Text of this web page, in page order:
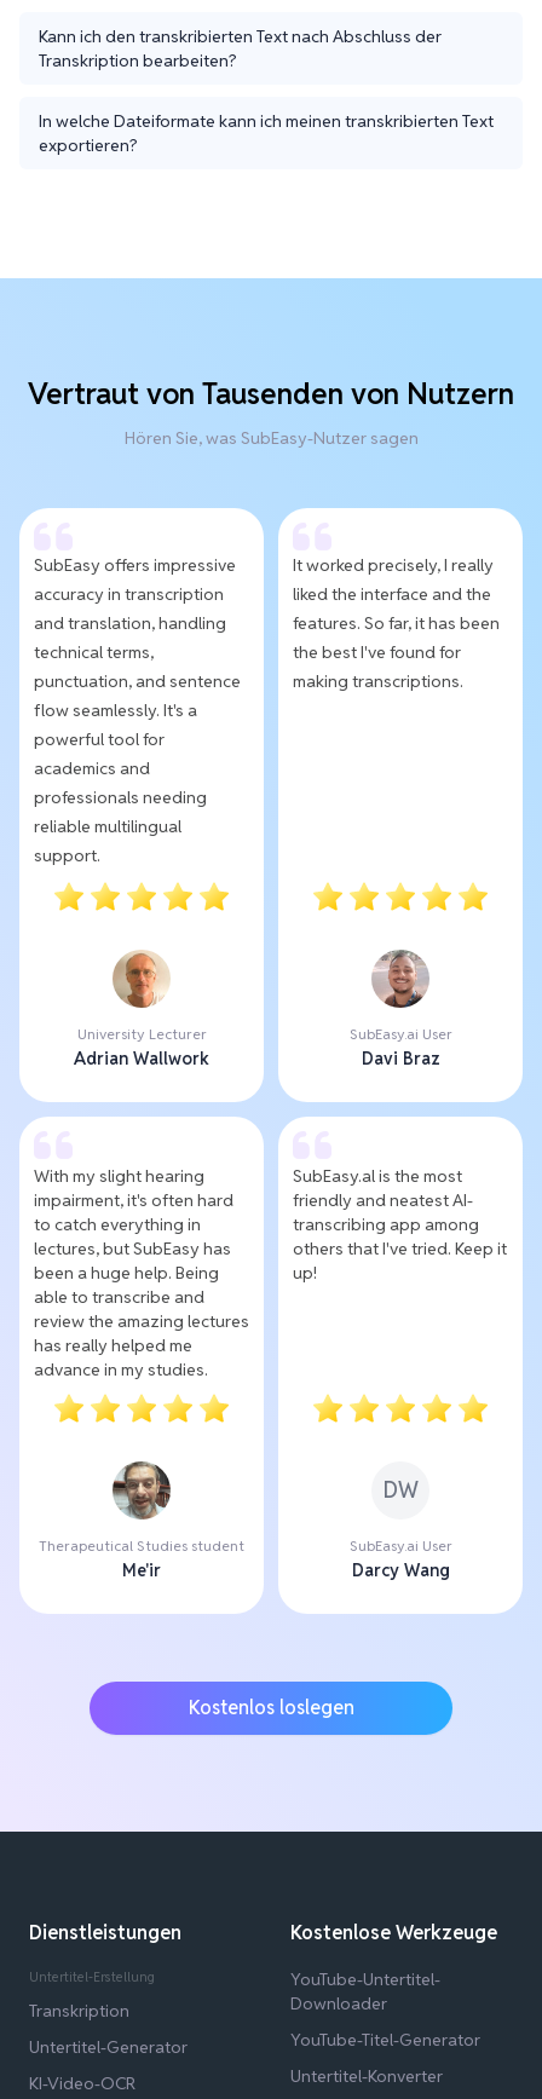
Kann ich den transkribierten Text nach Abschluss der
Transkription bearbeiten?
In welche Dateiformate kann ich meinen transkribierten Text
exportieren?
Vertraut von Tausenden von Nutzern
Hören Sie, was SubEasy-Nutzer sagen
SubEasy offers impressive
accuracy in transcription
and translation, handling
technical terms,
punctuation, and sentence
flow seamlessly. It's a
powerful tool for
academics and
professionals needing
reliable multilingual
support.
University Lecturer
Adrian Wallwork
It worked precisely, I really
liked the interface and the
features. So far, it has been
the best I've found for
making transcriptions.
SubEasy.ai User
Davi Braz
With my slight hearing
impairment, it's often hard
to catch everything in
lectures, but SubEasy has
been a huge help. Being
able to transcribe and
review the amazing lectures
has really helped me
advance in my studies.
Therapeutical Studies student
Me'ir
SubEasy.al is the most
friendly and neatest AI-
transcribing app among
others that I've tried. Keep it
up!
DW
SubEasy.ai User
Darcy Wang
Kostenlos loslegen
Dienstleistungen
Untertitel-Erstellung
Transkription
Untertitel-Generator
KI-Video-OCR
Kostenlose Werkzeuge
YouTube-Untertitel-
Downloader
YouTube-Titel-Generator
Untertitel-Konverter